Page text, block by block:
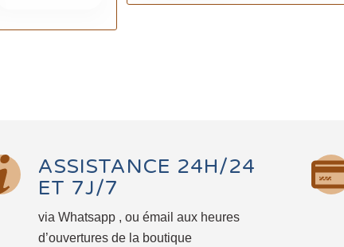
ASSISTANCE 24H/24
ET 7J/7
via Whatsapp , ou émail aux heures
d’ouvertures de la boutique